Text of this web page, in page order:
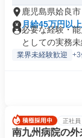
鹿児島県姶良市
月給45万円以上
必要な経験・
としての実務未
業界未経験歓迎 +3
正社員
南九州病院の